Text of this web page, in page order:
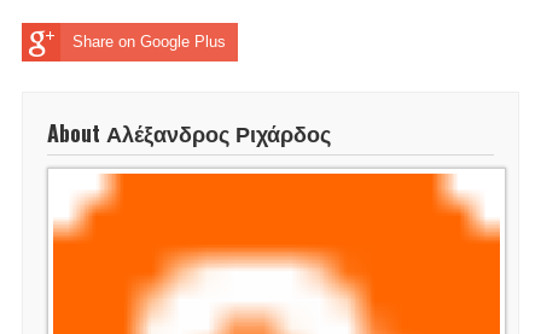
Share on Google Plus
About Αλέξανδρος Ριχάρδος